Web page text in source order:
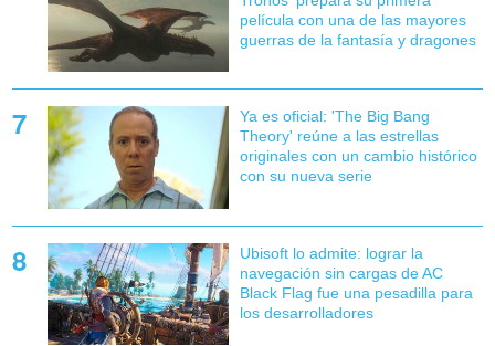
película con una de las mayores
guerras de la fantasía y dragones
Ya es oficial: 'The Big Bang
Theory' reúne a las estrellas
originales con un cambio histórico
con su nueva serie
Ubisoft lo admite: lograr la
navegación sin cargas de AC
Black Flag fue una pesadilla para
los desarrolladores